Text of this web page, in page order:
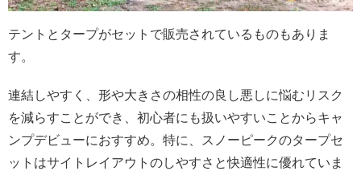
テントとタープがセットで販売されているものもありま
す。
連結しやすく、形や大きさの相性の良し悪しに悩むリスク
を減らすことができ、初心者にも扱いやすいことからキャ
ンプデビューにおすすめ。特に、スノーピークのタープセ
ットはサイトレイアウトのしやすさと快適性に優れていま